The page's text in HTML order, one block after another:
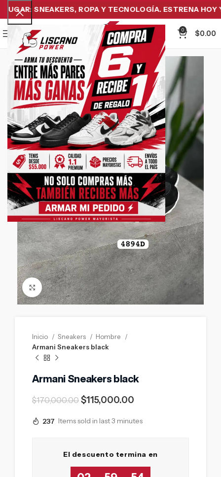
SNEAKERS, ROPA Y TECNOLOGÍA. ESTRENA HOY Y
Menu
0
$0.00
-32%
Click to enlarge
Inicio Sneakers
Hombre
Armani Sneakers black
Armani Sneakers black
$170,000.00 $115,000.00
237 Items sold in last 3 minutes
El descuento termina en